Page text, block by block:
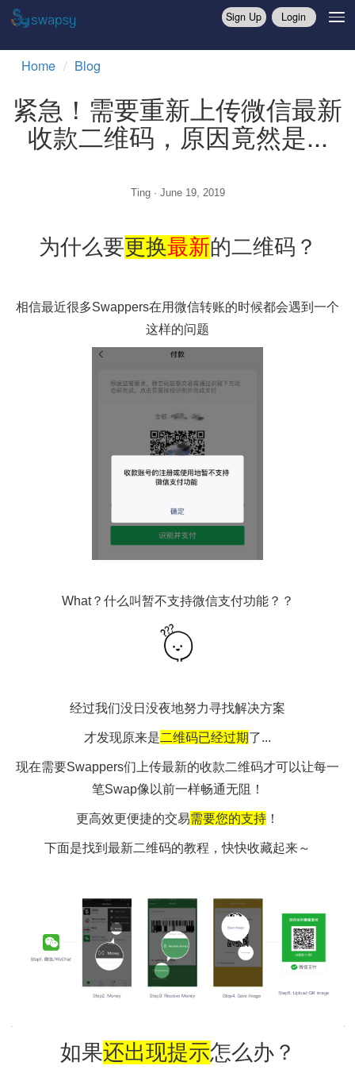
Login
Sign Up
Home Blog
紧急！需要重新上传微信
收款二维码，原因竟然是
What？什么叫暂不支持微信支付功能？？
经过我们没日没夜地努力寻找解决方案
才发现原来是二维码已经过期
现在需要Swappers们上传最新的收款二维码才可以让
更高效更便捷的交易 需要您的支持！
下面是找到最新二维码的教程，快快收藏起来～